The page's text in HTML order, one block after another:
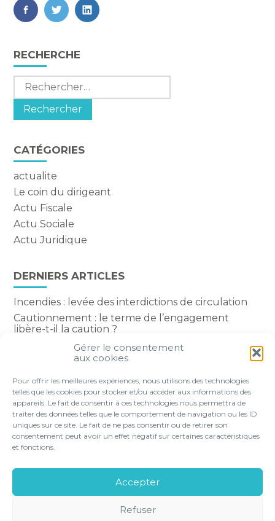
Gérer le consentement
aux cookies
Pour offrir les meilleures expériences, nous utilisons des technologies
telles que les cookies pour stocker et/ou accéder aux informations des
appareils. Le fait de consentir à ces technologies nous permettra de
traiter des données telles que le comportement de navigation ou les ID
uniques sur ce site. Le fait de ne pas consentir ou de retirer son
consentement peut avoir un effet négatif sur certaines caractéristiques
et fonctions.
Accepter
Refuser
FaceBook
TwitterLinkedIn
Blog
sidebar
RECHERCHE
Rechercher :
CATÉGORIES
actualite
Le coin du dirigeant
Actu Fiscale
Actu Sociale
Actu Juridique
DERNIERS ARTICLES
Incendies : levée des interdictions de circulation
Cautionnement : le terme de l’engagement
libère-t-il la caution ?
Transport fluvial de marchandises : une aide
financière bienvenue
comptent-elles ?
Footer
NOS SOLUTIONS EN LIGNE
LE CABINET
CONTACT